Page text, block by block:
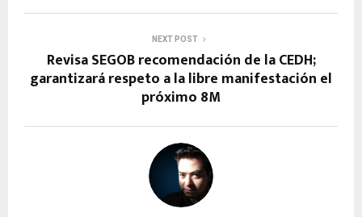
NEXT POST
Revisa SEGOB recomendación de la CEDH;
garantizará respeto a la libre manifestación el
próximo 8M